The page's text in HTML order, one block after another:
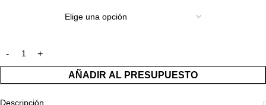
AÑADIR AL PRESUPUESTO
Descripción